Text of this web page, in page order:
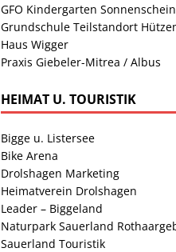
GFO Kindergarten Sonnenschein
Grundschule Teilstandort
Haus Wigger
Praxis Giebeler-Mitrea / Albus
HEIMAT U. TOURISTIK
Bigge u. Listersee
Bike Arena
Drolshagen Marketing
Heimatverein Drolshagen
Leader – Biggeland
Naturpark Sauerland
Sauerland Touristik